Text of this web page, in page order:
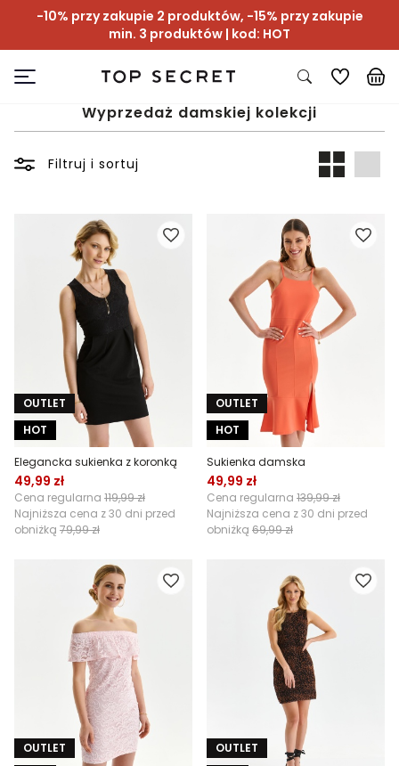
-10% przy zakupie 2 produktów, -15% przy zakupie
min. 3 produktów | kod: HOT
Wyprzedaż damskiej kolekcji
Filtruj i sortuj
OUTLET
HOT
Elegancka sukienka z koronką
49,99 zł
Cena regularna 119,99 zł
Najniższa cena z 30 dni przed
obniżką 79,99 zł
OUTLET
HOT
Sukienka damska
49,99 zł
Cena regularna 139,99 zł
Najniższa cena z 30 dni przed
obniżką 69,99 zł
OUTLET
OUTLET